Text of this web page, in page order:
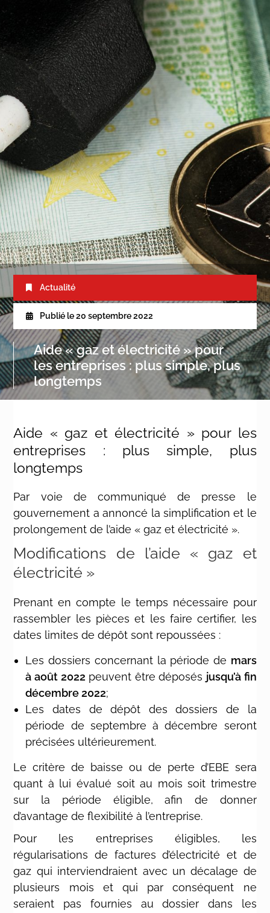
Actualité
Publié le 20 septembre 2022
Aide « gaz et électricité » pour
les entreprises : plus simple, plus
longtemps
Aide « gaz et électricité » pour les
entreprises : plus simple, plus
longtemps
Par voie de communiqué de presse le
gouvernement a annoncé la simplification et le
prolongement de l’aide « gaz et électricité ».
Modifications de l’aide « gaz et
électricité »
Prenant en compte le temps nécessaire pour
rassembler les pièces et les faire certifier, les
dates limites de dépôt sont repoussées :
Les dossiers concernant la période de mars
à août 2022 peuvent être déposés jusqu’à fin
décembre 2022;
Les dates de dépôt des dossiers de la
période de septembre à décembre seront
précisées ultérieurement.
Le critère de baisse ou de perte d’EBE sera
quant à lui évalué soit au mois soit trimestre
sur la période éligible, afin de donner
d’avantage de flexibilité à l’entreprise.
Pour les entreprises éligibles, les
régularisations de factures d’électricité et de
gaz qui interviendraient avec un décalage de
plusieurs mois et qui par conséquent ne
seraient pas fournies au dossier dans les